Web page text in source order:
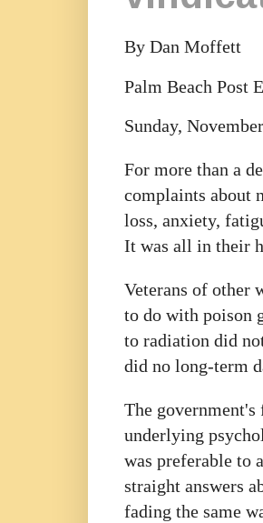
By Dan Moffett
Palm Beach Post
Sunday,
For more than a
complaints about
loss, anxiety,
It was all in their
Veterans of other
to do with poison
to radiation did
did no long-term
The government's
underlying
was preferable to
straight answers
fading the same